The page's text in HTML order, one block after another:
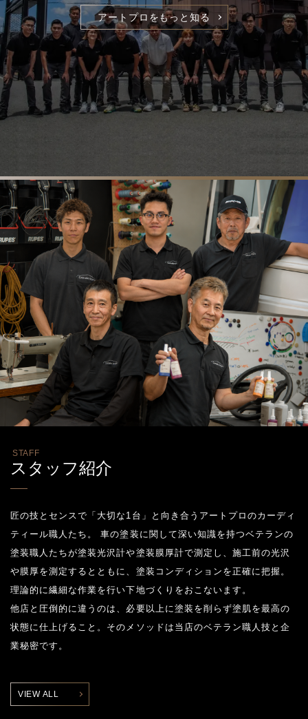
アートプロをもっと知る
STAFF
スタッフ紹介
匠の技とセンスで「大切な1台」と向き合うアートプロのカーディ
ティール職人たち。 車の塗装に関して深い知識を持つベテランの
塗装職人たちが塗装光沢計や塗装膜厚計で測定し、施工前の光沢
や膜厚を測定するとともに、塗装コンディションを正確に把握。
理論的に繊細な作業を行い下地づくりをおこないます。
他店と圧倒的に違うのは、必要以上に塗装を削らず塗肌を最高の
状態に仕上げること。そのメソッドは当店のベテラン職人技と企
業秘密です。
VIEW ALL